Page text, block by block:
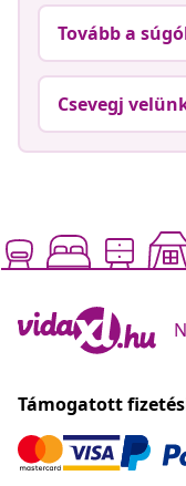
Tovább a
Csevegj
Támogatott